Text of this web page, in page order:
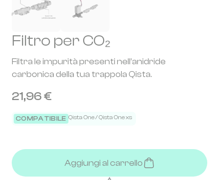
Filtro per CO₂
Filtra le impurità presenti nell’anidride
carbonica della tua trappola Qista.
21,96 €
COMPATIBILE Qista One / Qista One xs
Aggiungi al carrello